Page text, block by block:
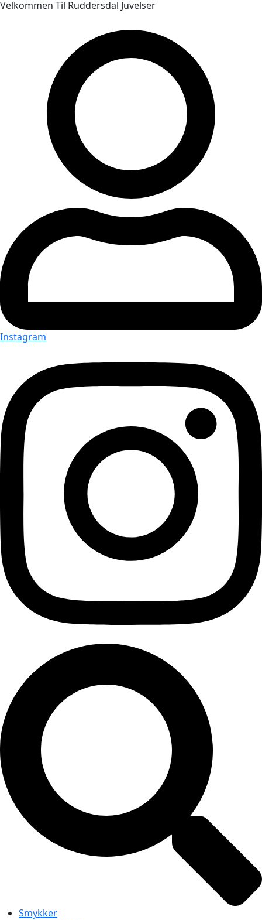
Velkommen Til Ruddersdal Juvelser
Instagram
Smykker